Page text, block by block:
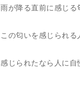
雨が降る直前に感じる
この匂いを感じられ
感じられたなら人に自